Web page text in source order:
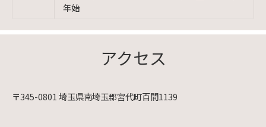
年始
アクセス
〒345-0801 埼玉県南埼玉郡宮代町百間1139